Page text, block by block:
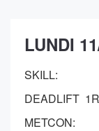
LUNDI
SKILL:
DEADLIFT
METCON: